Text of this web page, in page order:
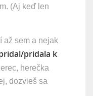
(Aj keď len
až sem a nejak
pridala k
herečka
dozvieš sa